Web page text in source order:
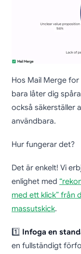
Hos Mail Merge
bara låter dig
också säkerställer
användbara.
Hur fungerar det?
Det är enkelt! Vi
enlighet med
med ett klick” från
massutskick.
1️⃣ Infoga en
en fullständigt